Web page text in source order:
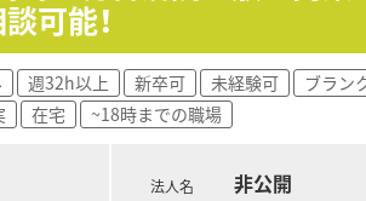
る企業です。
す。
ており現場で勤務されています。相談
で時間通りのご勤務が可能です。
可能！
週32h以上 新卒可 未経験可 ブラン
在宅 ~18時までの職場
法人名 非公開